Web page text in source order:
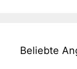
Beliebte